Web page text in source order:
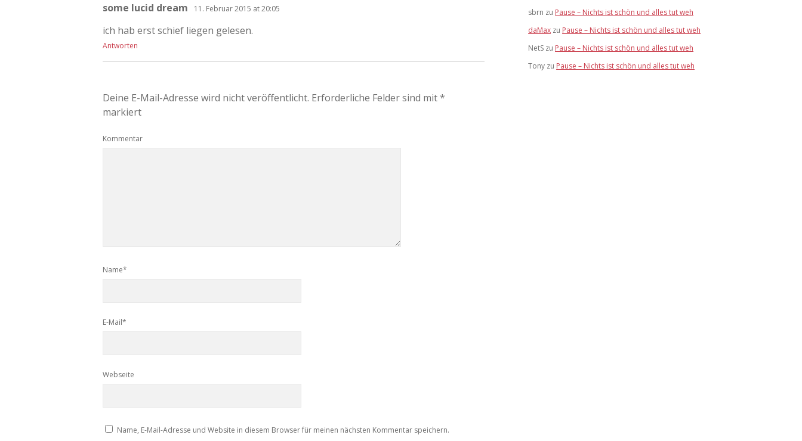
some lucid dream 11. Februar 2015 at 20:05
ich hab erst schief liegen gelesen.
Antworten
Deine E-Mail-Adresse wird nicht veröffentlicht. Erforderliche Felder sind mit*
markiert
Kommentar
Name*
E-Mail*
Webseite
Name, E-Mail-Adresse und Website in diesem Browser für meinen nächsten Kommentar speichern.
sbrn zu Pause – Nichts ist schön und alles tut weh
daMax zu Pause – Nichts ist schön und alles tut weh
NetS zu Pause – Nichts ist schön und alles tut weh
Tony zu Pause – Nichts ist schön und alles tut weh